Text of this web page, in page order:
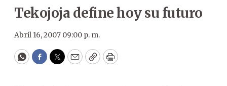
Tekojoja define hoy su futuro
Abril 16, 2007 09:00 p. m.
WhatsApp
Facebook
Twitter
EmailCopyPrint